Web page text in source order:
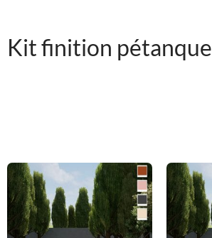
Kit finition pétanque